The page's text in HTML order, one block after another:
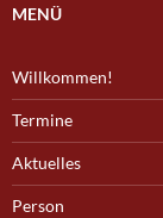
MENÜ
Willkommen!
Termine
Aktuelles
Person